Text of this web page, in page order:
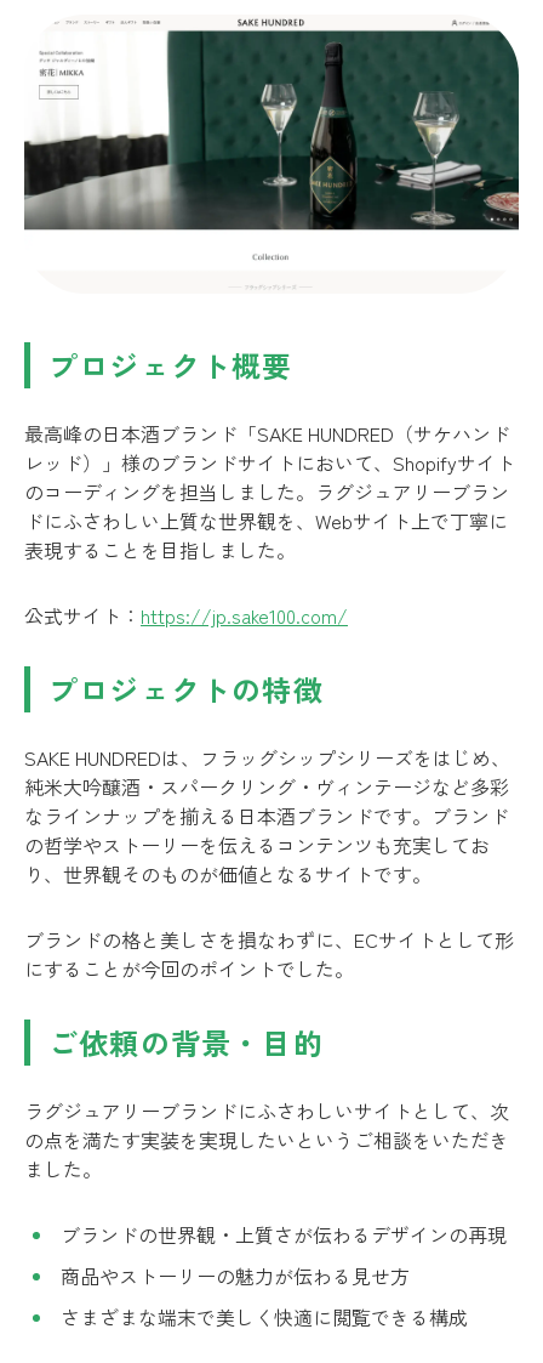
プロジェクト概要
最高峰の日本酒ブランド「SAKE HUNDRED（サケハンド
レッド）」様のブランドサイトにおいて、Shopifyサイト
のコーディングを担当しました。ラグジュアリーブラン
ドにふさわしい上質な世界観を、Webサイト上で丁寧に
表現することを目指しました。
公式サイト： https://jp.sake100.com/
プロジェクトの特徴
SAKE HUNDREDは、フラッグシップシリーズをはじめ、
純米大吟醸酒・スパークリング・ヴィンテージなど多彩
なラインナップを揃える日本酒ブランドです。ブランド
の哲学やストーリーを伝えるコンテンツも充実してお
り、世界観そのものが価値となるサイトです。
ブランドの格と美しさを損なわずに、ECサイトとして形
にすることが今回のポイントでした。
ご依頼の背景・目的
ラグジュアリーブランドにふさわしいサイトとして、次
の点を満たす実装を実現したいというご相談をいただき
ました。
ブランドの世界観・上質さが伝わるデザインの再現
商品やストーリーの魅力が伝わる見せ方
さまざまな端末で美しく快適に閲覧できる構成